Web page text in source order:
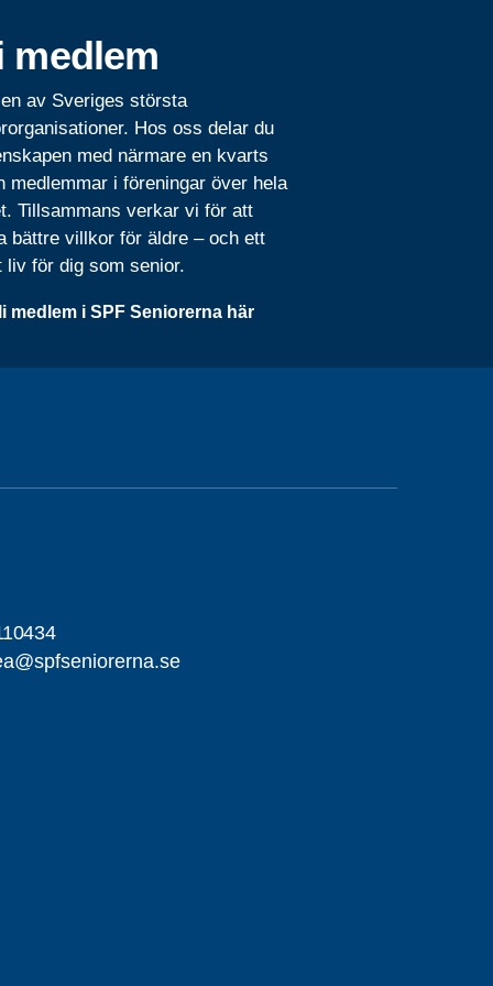
medlem
av Sveriges största
Hos oss delar du
med närmare en kvarts
medlemmar i föreningar över hela
Tillsammans verkar vi för att
bättre villkor för äldre – och ett
liv för dig som senior.
medlem i SPF Seniorerna här